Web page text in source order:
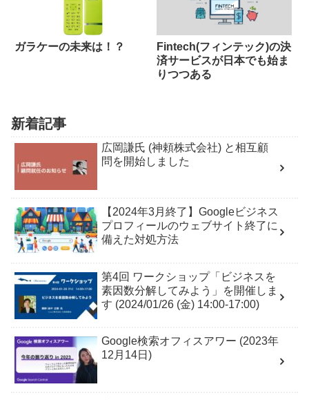
ガラケーの未来は！？
Fintech(フィンテック)の決
済サービスが日本でも始ま
りつつある
新着記事
広岡謙氏 (神頼株式会社) と相互顧
問を開始しました
【2024年3月終了】Googleビジネス
プロフィールのウェブサイト終了に
備えた対処方法
第4回 ワークショップ「ビジネスを
素因数分解してみよう」を開催しま
す (2024/01/26 (金) 14:00-17:00)
Google検索オフィスアワー (2023年
12月14日)